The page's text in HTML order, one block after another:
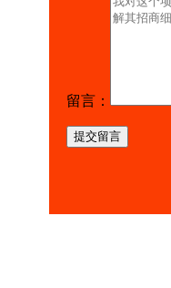
留言：
提交留言